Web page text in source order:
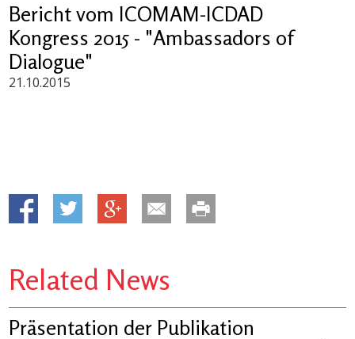
Bericht vom ICOMAM-ICDAD
Kongress 2015 - "Ambassadors of
Dialogue"
21.10.2015
Related News
Präsentation der Publikation